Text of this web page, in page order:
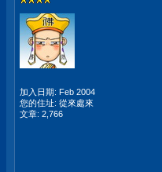
加入日期: Feb 2004
您的住址: 從來處來
文章: 2,766